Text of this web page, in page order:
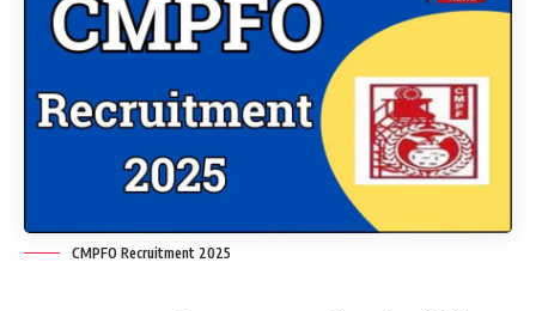
CMPFO Recruitment 2025